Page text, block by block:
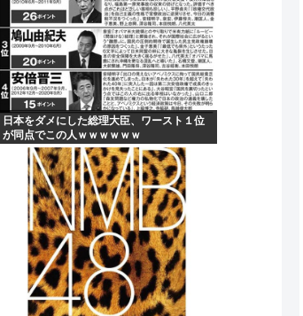
日本をダメにした総理大臣、ワースト１位
が同点でこの人ｗｗｗｗｗｗ